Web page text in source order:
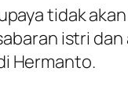
tidak
istri
Hermanto.